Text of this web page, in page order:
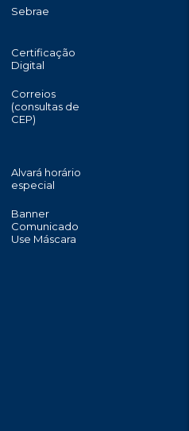
Sebrae
Certificação
Digital
Correios
(consultas de
CEP)
Alvará horário
especial
Banner
Comunicado
Use Máscara